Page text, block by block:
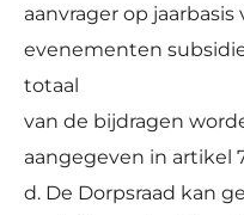
aanvrager op
evenementen
totaal
van de bijdragen
aangegeven in artikel
d. De Dorpsraad kan